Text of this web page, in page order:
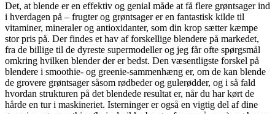
Det, at blende er en effektiv og genial måde at få flere grøntsager ind
i hverdagen på – frugter og grøntsager er en fantastisk kilde til
vitaminer, mineraler og antioxidanter, som din krop sætter kæmpe
stor pris på. Der findes et hav af forskellige blendere på markedet,
fra de billige til de dyreste supermodeller og jeg får ofte spørgsmål
omkring hvilken blender der er bedst. Den væsentligste forskel på
blendere i smoothie- og greenie-sammenhæng er, om de kan blende
de grovere grøntsager såsom rødbeder og gulerødder, og i så fald
hvordan strukturen på det blendede resultat er, når du har kørt de
hårde en tur i maskineriet. Isterninger er også en vigtig del af dine